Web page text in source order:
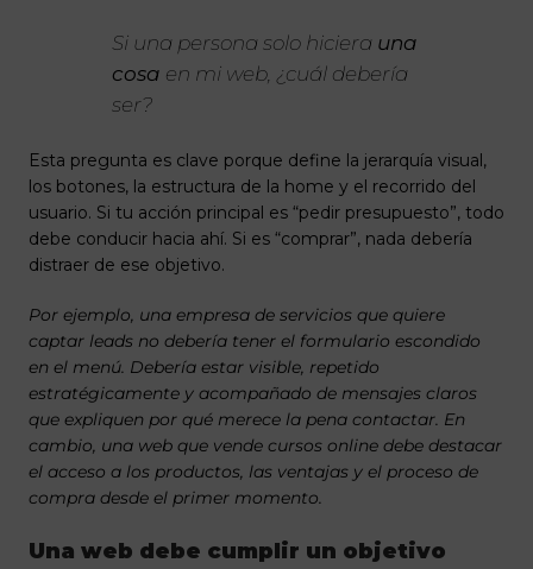
Si una persona solo hiciera una
cosa en mi web, ¿cuál debería
ser?
Esta pregunta es clave porque define la jerarquía visual,
los botones, la estructura de la home y el recorrido del
usuario. Si tu acción principal es “pedir presupuesto”, todo
debe conducir hacia ahí. Si es “comprar”, nada debería
distraer de ese objetivo.
Por ejemplo, una empresa de servicios que quiere
captar leads no debería tener el formulario escondido
en el menú. Debería estar visible, repetido
estratégicamente y acompañado de mensajes claros
que expliquen por qué merece la pena contactar. En
cambio, una web que vende cursos online debe destacar
el acceso a los productos, las ventajas y el proceso de
compra desde el primer momento.
Una web debe cumplir un objetivo